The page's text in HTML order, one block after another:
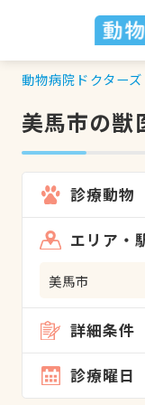
動物病院ドクター
美馬市の獣
診療動物
エリア・
美馬市
詳細条件
診療曜日